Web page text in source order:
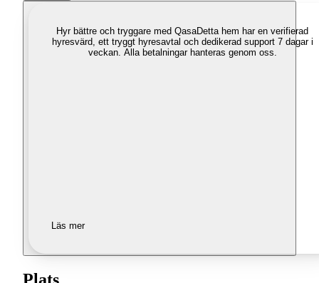
Hyr bättre och tryggare med QasaDetta hem har en verifierad
hyresvärd, ett tryggt hyresavtal och dedikerad support 7 dagar i
veckan. Alla betalningar hanteras genom oss.
Läs mer